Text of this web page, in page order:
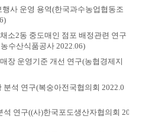
행사 운영 용역(한국과수농업협동조
소2동 중도매인 점포 배정관련 연구
수산식품공사 2022.06)
장 운영기준 개선 연구(농협경제지
분석 연구(복숭아전국협의회 2022.0
석 연구((사)한국포도생산자협의회 20